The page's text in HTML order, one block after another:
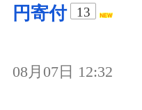
円寄付
13
08月07日 12:32